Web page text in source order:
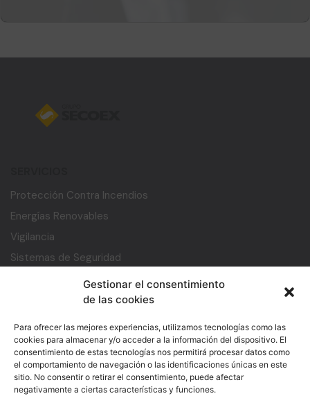
Gestionar el consentimiento
de las cookies
Para ofrecer las mejores experiencias, utilizamos tecnologías como las
cookies para almacenar y/o acceder a la información del dispositivo. El
consentimiento de estas tecnologías nos permitirá procesar datos como
el comportamiento de navegación o las identificaciones únicas en este
sitio. No consentir o retirar el consentimiento, puede afectar
negativamente a ciertas características y funciones.
Protección Contra Incendios
Energías Renovables
Vigilancia
Sistemas de Seguridad
Desarrollo de software y ciberseguridad
Centro de Inteligencia
ENLACES ÚTILES
Inicio
Trabaja con nosotros